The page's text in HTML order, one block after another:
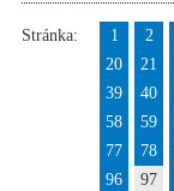
Stránka: 1 2
20
21
39
40
58
59
77
78
96
97